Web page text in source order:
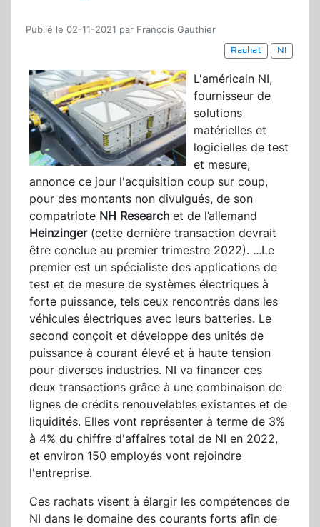
Publié le 02-11-2021 par Francois Gauthier
Rachat
NI
L'américain NI,
fournisseur de
solutions
matérielles et
logicielles de test
et mesure,
annonce ce jour l'acquisition coup sur coup,
pour des montants non divulgués, de son
compatriote NH Research et de l’allemand
Heinzinger(cette dernière transaction devrait
être conclue au premier trimestre 2022). ...Le
premier est un spécialiste des applications de
test et de mesure de systèmes électriques à
forte puissance, tels ceux rencontrés dans les
véhicules électriques avec leurs batteries. Le
second conçoit et développe des unités de
puissance à courant élevé et à haute tension
pour diverses industries. NI va financer ces
deux transactions grâce à une combinaison de
lignes de crédits renouvelables existantes et de
liquidités. Elles vont représenter à terme de 3%
à 4% du chiffre d'affaires total de NI en 2022,
et environ 150 employés vont rejoindre
l'entreprise.
Ces rachats visent à élargir les compétences de
NI dans le domaine des courants forts afin de